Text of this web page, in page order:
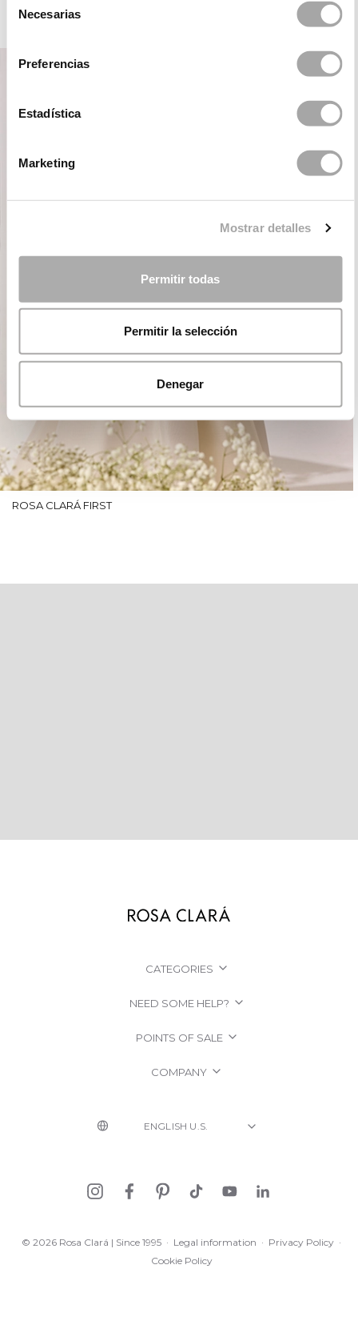
Necesarias
Preferencias
Estadística
Marketing
Mostrar detalles
Permitir todas
Permitir la selección
Denegar
ROSA CLARÁ FIRST
CATEGORIES
NEED SOME HELP?
POINTS OF SALE
COMPANY
© 2026 Rosa Clará | Since 1995 · Legal information · Privacy Policy ·
Cookie Policy